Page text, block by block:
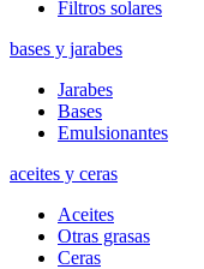
Filtros solares
bases y jarabes
Jarabes
Bases
Emulsionantes
aceites y ceras
Aceites
Otras grasas
Ceras